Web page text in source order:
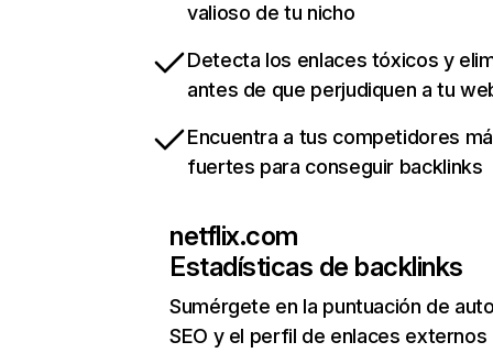
valioso de tu nicho
Detecta los enlaces tóxicos y
antes de que perjudiquen a tu
Encuentra a tus competidores
fuertes para conseguir backlinks
netflix.com
Estadísticas de backlinks
Sumérgete en la puntuación de
SEO y el perfil de enlaces externos